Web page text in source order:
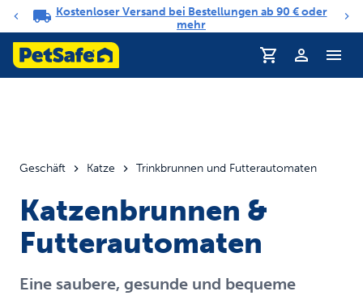
Benachrichtigungs-Karussell
Kostenloser Versand bei Bestellungen ab 90 € oder
mehr
Profil
Geschäft Katze Trinkbrunnen und Futterautomaten
Katzenbrunnen &
Futterautomaten
Eine saubere, gesunde und bequeme